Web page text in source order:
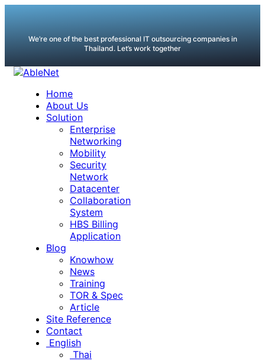
We’re one of the best professional IT outsourcing companies in
Thailand. Let’s work together
Home
About Us
Solution
Enterprise
Networking
Mobility
Security
Network
Datacenter
Collaboration
System
HBS Billing
Application
Blog
Knowhow
News
Training
TOR & Spec
Article
Site Reference
Contact
English
Thai